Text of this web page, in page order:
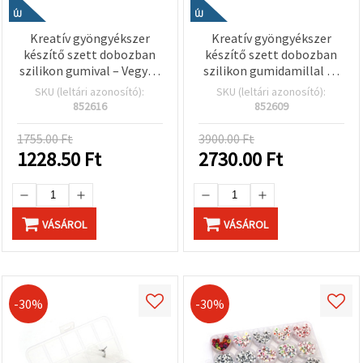
ÚJ
Kreatív gyöngyékszer
készítő szett dobozban
szilikon gumival – Vegyes
formák és színek
SKU (leltári azonosító):
852616
1755.00 Ft
1228.50 Ft
VÁSÁROL
ÚJ
Kreatív gyöngyékszer
készítő szett dobozban
szilikon gumidamillal és
kiegészítőkkel – Vegyes
színek, assortált mix
SKU (leltári azonosító):
852609
3900.00 Ft
2730.00 Ft
VÁSÁROL
-30% -30%